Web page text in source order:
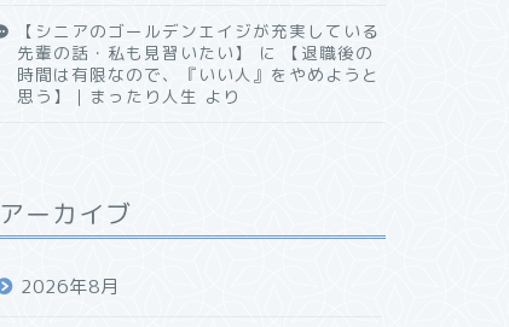
【シニアのゴールデンエイジが充実している
先輩の話・私も見習いたい】
に
【退職後の
時間は有限なので、『いい人』をやめようと
思う】｜まったり人生 より
アーカイブ
2026年8月